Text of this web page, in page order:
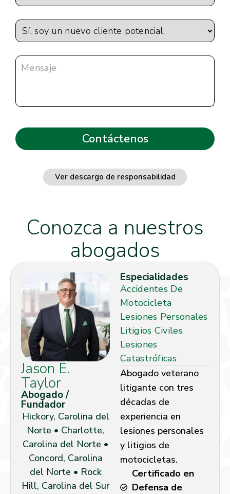
Ver descargo de responsabilidad
Conozca a nuestros
abogados
Jason E.
Taylor
Abogado /
Fundador
Hickory, Carolina del
Norte • Charlotte,
Carolina del Norte •
Concord, Carolina
del Norte • Rock
Hill, Carolina del Sur
Especialidades
Accidentes De
Motocicleta
Lesiones Personales
Litigios Civiles
Lesiones
Catastróficas
Abogado veterano
litigante con tres
décadas de
experiencia en
lesiones personales
y litigios de
motocicletas.
Certificado en
Defensa de